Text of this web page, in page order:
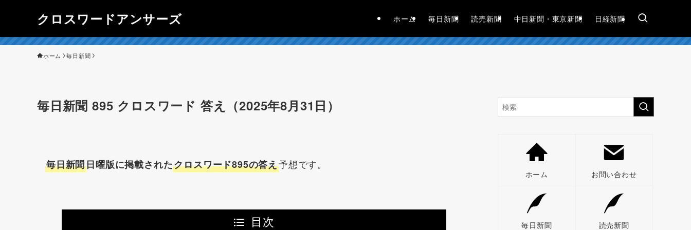
クロスワードアンサーズ ホーム 毎日新聞 読売新聞 中日新聞・東京新聞 日経新聞
ホーム 毎日新聞
毎日新聞 895 クロスワード 答え（2025年8月31日）
毎日新聞日曜版に掲載されたクロスワード895の答え予想です。
目次
ホーム お問い合わせ
毎日新聞 読売新聞